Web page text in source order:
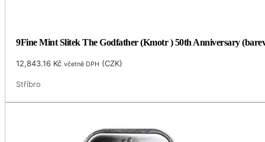
9Fine Mint Slitek The Godfather (Kmotr ) 50th Anniversary
12,843.16 Kč včetně DPH (CZK)
Stříbro